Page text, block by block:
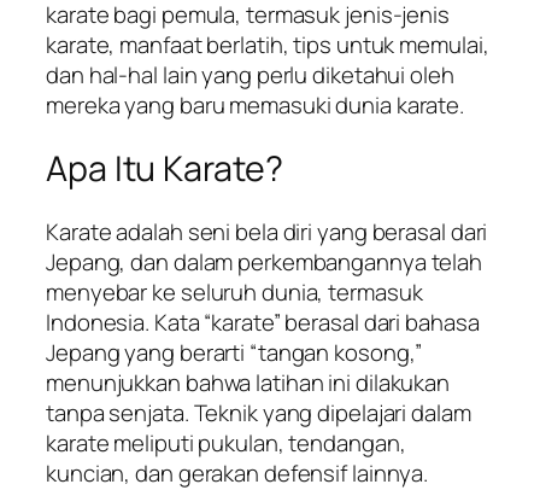
karate bagi pemula, termasuk jenis-jenis
karate, manfaat berlatih, tips untuk memulai,
dan hal-hal lain yang perlu diketahui oleh
mereka yang baru memasuki dunia karate.
Apa Itu Karate?
Karate adalah seni bela diri yang berasal dari
Jepang, dan dalam perkembangannya telah
menyebar ke seluruh dunia, termasuk
Indonesia. Kata “karate” berasal dari bahasa
Jepang yang berarti “tangan kosong,”
menunjukkan bahwa latihan ini dilakukan
tanpa senjata. Teknik yang dipelajari dalam
karate meliputi pukulan, tendangan,
kuncian, dan gerakan defensif lainnya.